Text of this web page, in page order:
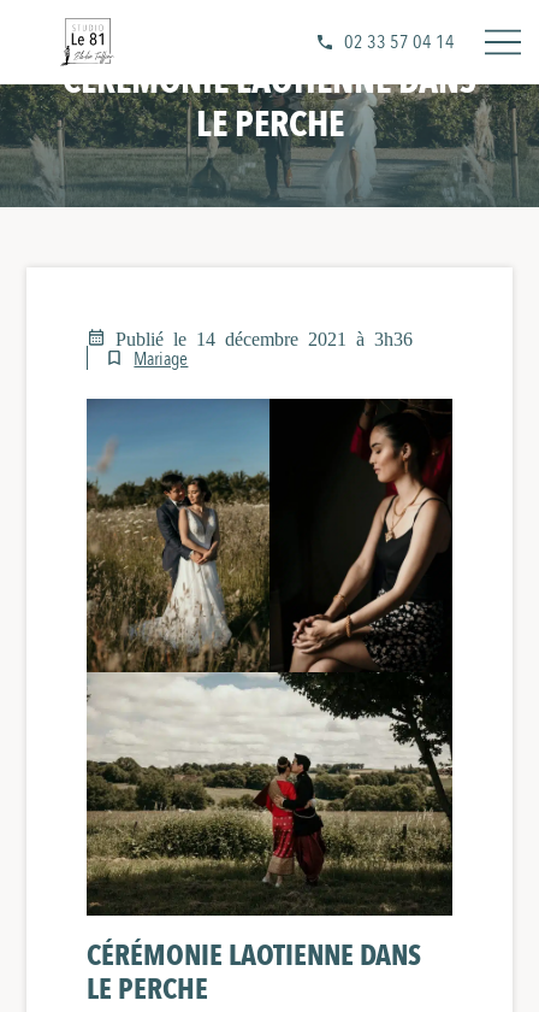
02 33 57 04 14
CÉRÉMONIE LAOTIENNE DANS
LE PERCHE
Publié le 14 décembre 2021 à 3h36
Mariage
CÉRÉMONIE LAOTIENNE DANS
LE PERCHE